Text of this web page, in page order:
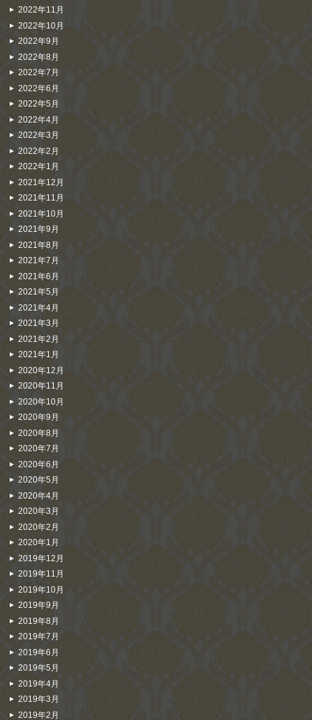
2022年11月
2022年10月
2022年9月
2022年8月
2022年7月
2022年6月
2022年5月
2022年4月
2022年3月
2022年2月
2022年1月
2021年12月
2021年11月
2021年10月
2021年9月
2021年8月
2021年7月
2021年6月
2021年5月
2021年4月
2021年3月
2021年2月
2021年1月
2020年12月
2020年11月
2020年10月
2020年9月
2020年8月
2020年7月
2020年6月
2020年5月
2020年4月
2020年3月
2020年2月
2020年1月
2019年12月
2019年11月
2019年10月
2019年9月
2019年8月
2019年7月
2019年6月
2019年5月
2019年4月
2019年3月
2019年2月